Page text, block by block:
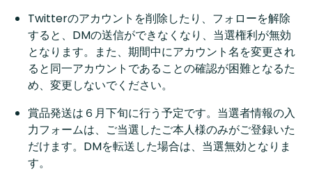
Twitterのアカウントを削除したり、フォローを解除
すると、DMの送信ができなくなり、当選権利が無効
となります。また、期間中にアカウント名を変更され
ると同一アカウントであることの確認が困難となるた
め、変更しないでください。
賞品発送は６月下旬に行う予定です。当選者情報の入
力フォームは、ご当選したご本人様のみがご登録いた
だけます。DMを転送した場合は、当選無効となりま
す。